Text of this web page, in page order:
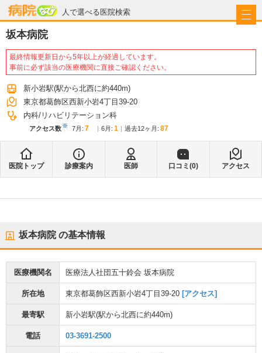
人で選べる医院検索
病院なび
坂本病院
最終情報更新日から5年以上が経過しています。
事前に必ず該当の医療機関に直接ご確認ください。
新小岩駅(駅から北西に約440m)
東京都葛飾区西新小岩4丁目39-20
内科 リハビリテーション科
アクセス数※ 7月 : 7 6月 : 1 過去12ヶ月: 87
医院トップ 診療案内 医師 口コミ(0) アクセス
坂本病院の基本情報
医療機関名 医療法人社団五十鈴会 坂本病院
所在地 東京都葛飾区西新小岩4丁目39-20 [アクセス]
最寄駅 新小岩駅(駅から北西に約440m)
電話 03-3691-2500